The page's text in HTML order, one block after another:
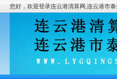
您好，欢迎登录连云港清算网,连云港市泰